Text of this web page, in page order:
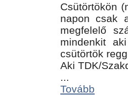
Csütörtökön
napon csak
megfelelő
mindenkit
csütörtök
Aki TDK/
...
Tovább